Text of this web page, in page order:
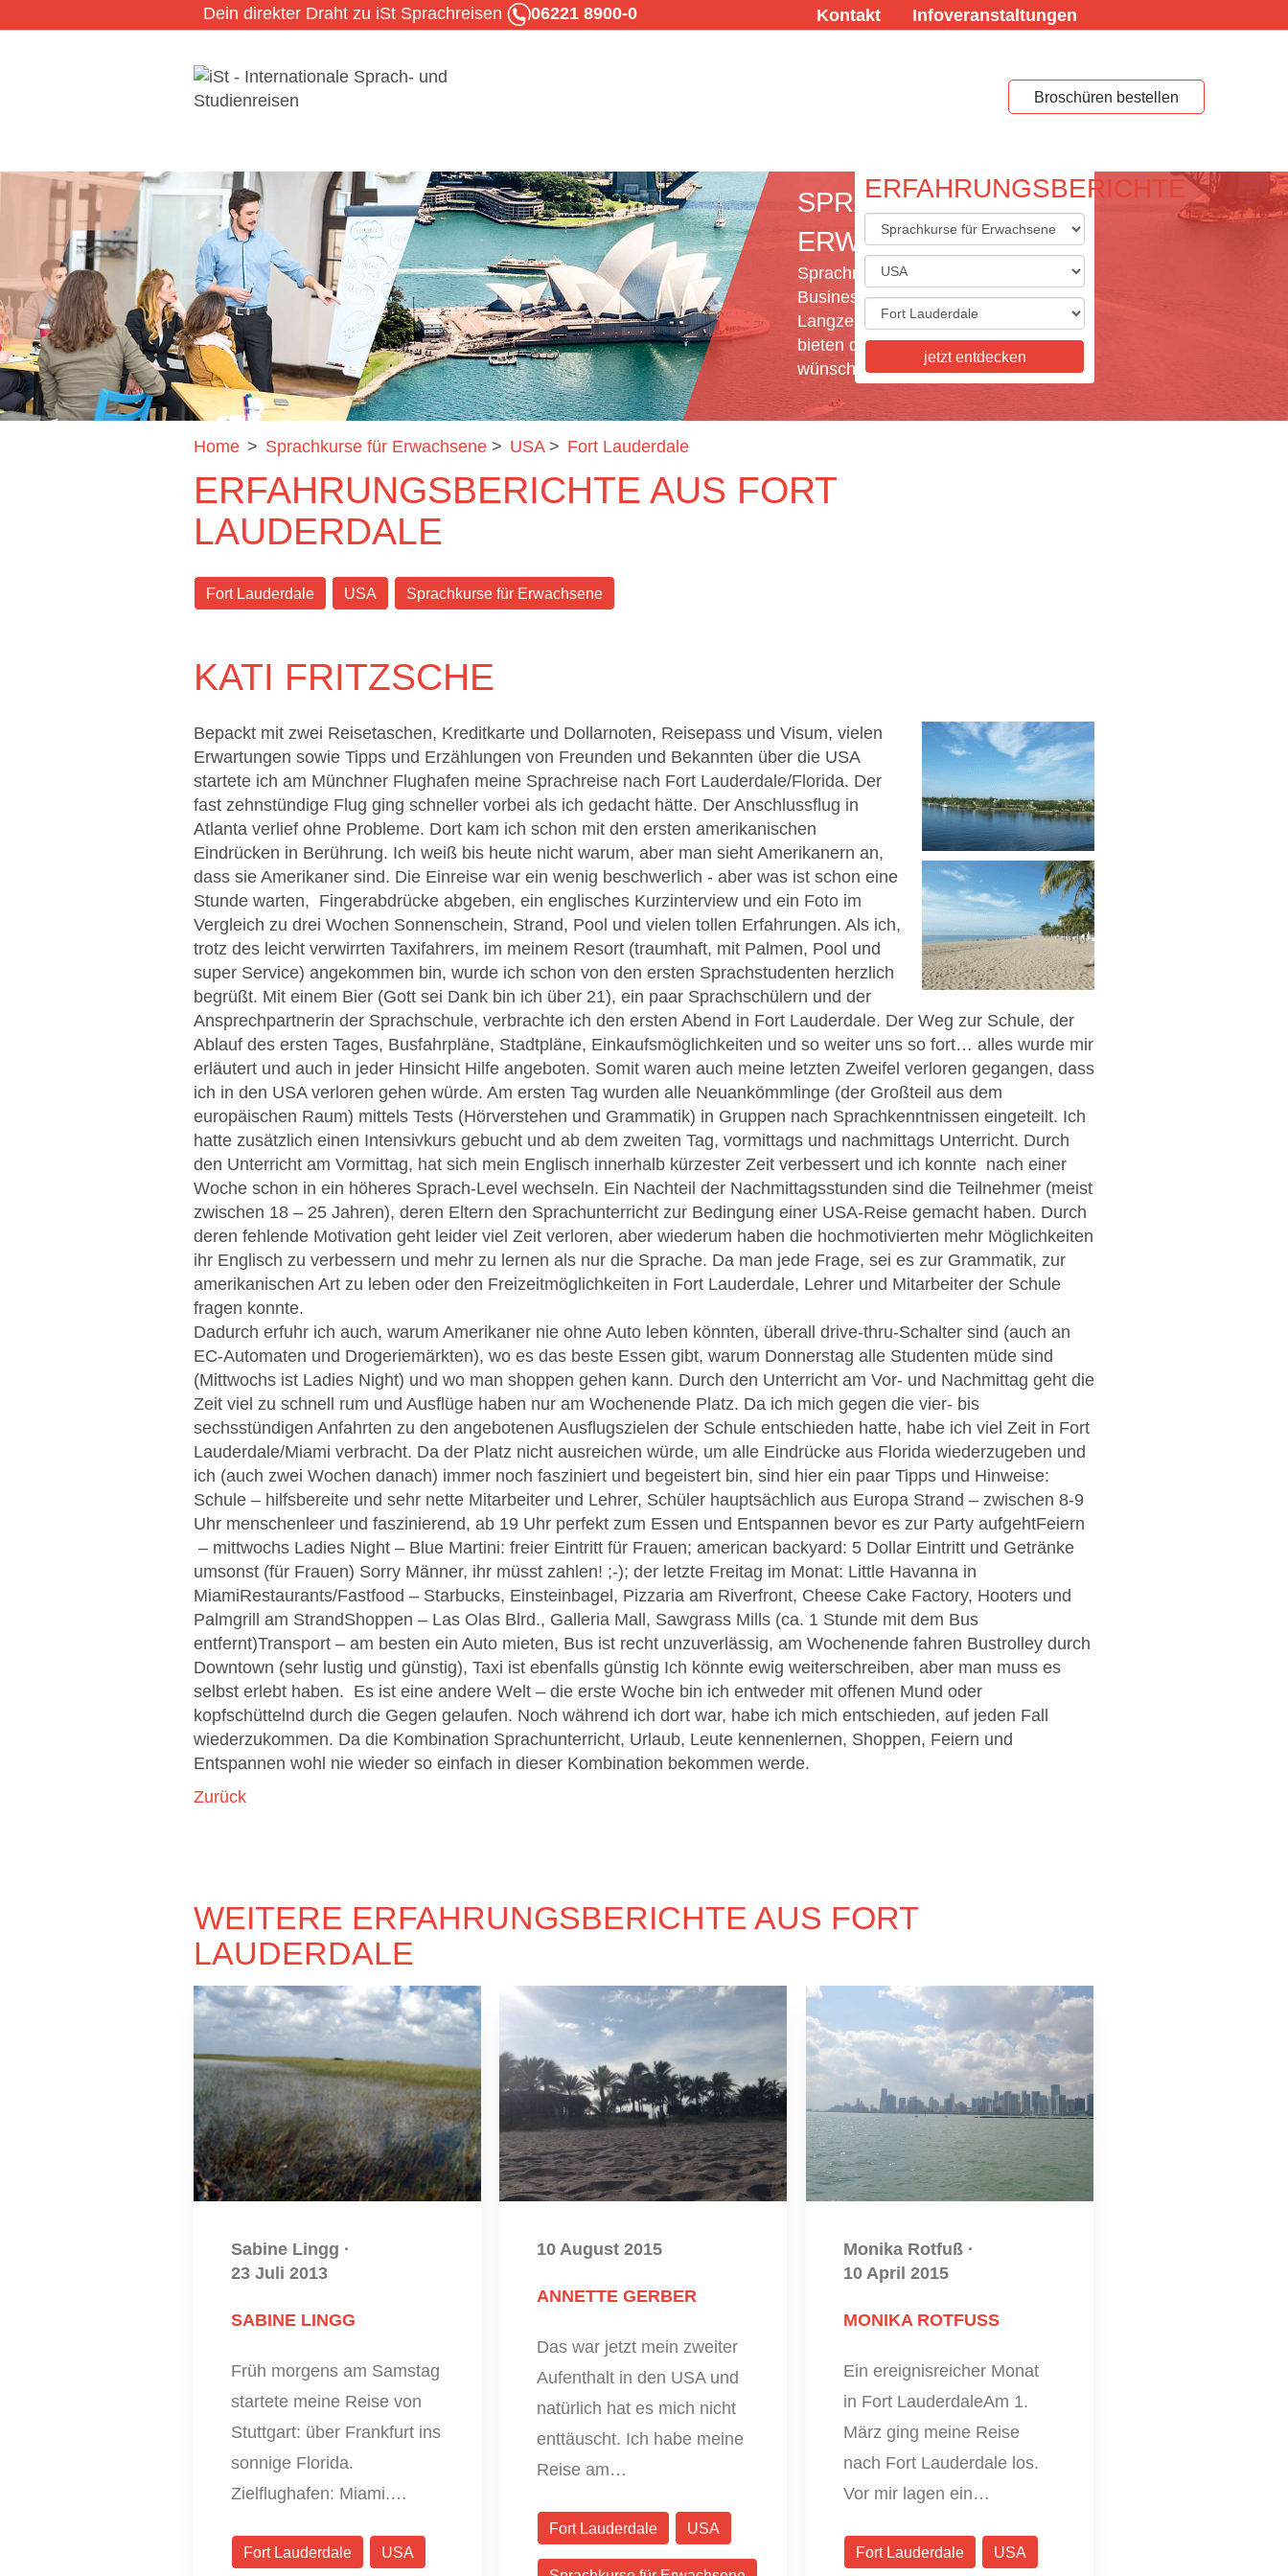
Dein direkter Draht zu iSt Sprachreisen 06221 8900-0 Kontakt Infoveranstaltungen
Broschüren bestellen
ERFAHRUNGSBERICHTE
jetzt entdecken
SPRACHREISEN FÜR
ERWACHSENE
Sprachreisen für Erwachsene,
Businesskurse, Studienaufenthalte,
Langzeitkurse, Examenskurse - wir
bieten die Vielfalt, die Sie sich
wünschen! Informieren Sie sich hier.
Home > Sprachkurse für Erwachsene > USA> Fort Lauderdale
ERFAHRUNGSBERICHTE AUS FORT
LAUDERDALE
Fort Lauderdale USA Sprachkurse für Erwachsene
KATI FRITZSCHE
Bepackt mit zwei Reisetaschen, Kreditkarte und Dollarnoten, Reisepass und Visum, vielen
Erwartungen sowie Tipps und Erzählungen von Freunden und Bekannten über die USA
startete ich am Münchner Flughafen meine Sprachreise nach Fort Lauderdale/Florida. Der
fast zehnstündige Flug ging schneller vorbei als ich gedacht hätte. Der Anschlussflug in
Atlanta verlief ohne Probleme. Dort kam ich schon mit den ersten amerikanischen
Eindrücken in Berührung. Ich weiß bis heute nicht warum, aber man sieht Amerikanern an,
dass sie Amerikaner sind. Die Einreise war ein wenig beschwerlich - aber was ist schon eine
Stunde warten, Fingerabdrücke abgeben, ein englisches Kurzinterview und ein Foto im
Vergleich zu drei Wochen Sonnenschein, Strand, Pool und vielen tollen Erfahrungen. Als ich,
trotz des leicht verwirrten Taxifahrers, im meinem Resort (traumhaft, mit Palmen, Pool und
super Service) angekommen bin, wurde ich schon von den ersten Sprachstudenten herzlich
begrüßt. Mit einem Bier (Gott sei Dank bin ich über 21), ein paar Sprachschülern und der
Ansprechpartnerin der Sprachschule, verbrachte ich den ersten Abend in Fort Lauderdale. Der Weg zur Schule, der
Ablauf des ersten Tages, Busfahrpläne, Stadtpläne, Einkaufsmöglichkeiten und so weiter uns so fort… alles wurde mir
erläutert und auch in jeder Hinsicht Hilfe angeboten. Somit waren auch meine letzten Zweifel verloren gegangen, dass
ich in den USA verloren gehen würde. Am ersten Tag wurden alle Neuankömmlinge (der Großteil aus dem
europäischen Raum) mittels Tests (Hörverstehen und Grammatik) in Gruppen nach Sprachkenntnissen eingeteilt. Ich
hatte zusätzlich einen Intensivkurs gebucht und ab dem zweiten Tag, vormittags und nachmittags Unterricht. Durch
den Unterricht am Vormittag, hat sich mein Englisch innerhalb kürzester Zeit verbessert und ich konnte nach einer
Woche schon in ein höheres Sprach-Level wechseln. Ein Nachteil der Nachmittagsstunden sind die Teilnehmer (meist
zwischen 18 – 25 Jahren), deren Eltern den Sprachunterricht zur Bedingung einer USA-Reise gemacht haben. Durch
deren fehlende Motivation geht leider viel Zeit verloren, aber wiederum haben die hochmotivierten mehr Möglichkeiten
ihr Englisch zu verbessern und mehr zu lernen als nur die Sprache. Da man jede Frage, sei es zur Grammatik, zur
amerikanischen Art zu leben oder den Freizeitmöglichkeiten in Fort Lauderdale, Lehrer und Mitarbeiter der Schule
fragen konnte.
Dadurch erfuhr ich auch, warum Amerikaner nie ohne Auto leben könnten, überall drive-thru-Schalter sind (auch an
EC-Automaten und Drogeriemärkten), wo es das beste Essen gibt, warum Donnerstag alle Studenten müde sind
(Mittwochs ist Ladies Night) und wo man shoppen gehen kann. Durch den Unterricht am Vor- und Nachmittag geht die
Zeit viel zu schnell rum und Ausflüge haben nur am Wochenende Platz. Da ich mich gegen die vier- bis
sechsstündigen Anfahrten zu den angebotenen Ausflugszielen der Schule entschieden hatte, habe ich viel Zeit in Fort
Lauderdale/Miami verbracht. Da der Platz nicht ausreichen würde, um alle Eindrücke aus Florida wiederzugeben und
ich (auch zwei Wochen danach) immer noch fasziniert und begeistert bin, sind hier ein paar Tipps und Hinweise:
Schule – hilfsbereite und sehr nette Mitarbeiter und Lehrer, Schüler hauptsächlich aus Europa Strand – zwischen 8-9
Uhr menschenleer und faszinierend, ab 19 Uhr perfekt zum Essen und Entspannen bevor es zur Party aufgehtFeiern
– mittwochs Ladies Night – Blue Martini: freier Eintritt für Frauen; american backyard: 5 Dollar Eintritt und Getränke
umsonst (für Frauen) Sorry Männer, ihr müsst zahlen! ;-); der letzte Freitag im Monat: Little Havanna in
MiamiRestaurants/Fastfood – Starbucks, Einsteinbagel, Pizzaria am Riverfront, Cheese Cake Factory, Hooters und
Palmgrill am StrandShoppen – Las Olas Blrd., Galleria Mall, Sawgrass Mills (ca. 1 Stunde mit dem Bus
entfernt)Transport – am besten ein Auto mieten, Bus ist recht unzuverlässig, am Wochenende fahren Bustrolley durch
Downtown (sehr lustig und günstig), Taxi ist ebenfalls günstig Ich könnte ewig weiterschreiben, aber man muss es
selbst erlebt haben. Es ist eine andere Welt – die erste Woche bin ich entweder mit offenen Mund oder
kopfschüttelnd durch die Gegen gelaufen. Noch während ich dort war, habe ich mich entschieden, auf jeden Fall
wiederzukommen. Da die Kombination Sprachunterricht, Urlaub, Leute kennenlernen, Shoppen, Feiern und
Entspannen wohl nie wieder so einfach in dieser Kombination bekommen werde.
Zurück
WEITERE ERFAHRUNGSBERICHTE AUS FORT
LAUDERDALE
Sabine Lingg ·
23 Juli 2013
SABINE LINGG
Früh morgens am Samstag
startete meine Reise von
Stuttgart: über Frankfurt ins
sonnige Florida.
Zielflughafen: Miami.…
Fort Lauderdale USA
10 August 2015
ANNETTE GERBER
Das war jetzt mein zweiter
Aufenthalt in den USA und
natürlich hat es mich nicht
enttäuscht. Ich habe meine
Reise am…
Fort Lauderdale USA
Monika Rotfuß ·
10 April 2015
MONIKA ROTFUSS
Ein ereignisreicher Monat
in Fort LauderdaleAm 1.
März ging meine Reise
nach Fort Lauderdale los.
Vor mir lagen ein…
Fort Lauderdale USA